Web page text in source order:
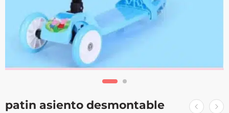
patin asiento desmontable